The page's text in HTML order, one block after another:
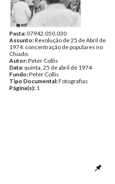
Pasta:07942.050.030
Assunto:Revolução de 25 de Abril de
1974: concentração de populares no
Chiado.
Autor:Peter Collis
Data: quinta, 25 de abril de 1974
Fundo:Peter Collis
Tipo Documental:Fotografias
Página(s): 1